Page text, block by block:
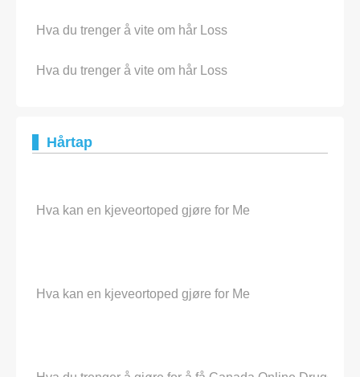
Hva du trenger å vite om hår Loss
Hva du trenger å vite om hår Loss
Hårtap
Hva kan en kjeveortoped gjøre for Me
Hva kan en kjeveortoped gjøre for Me